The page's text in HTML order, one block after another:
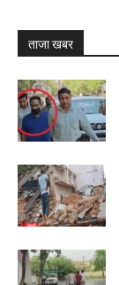
ताजा खबर